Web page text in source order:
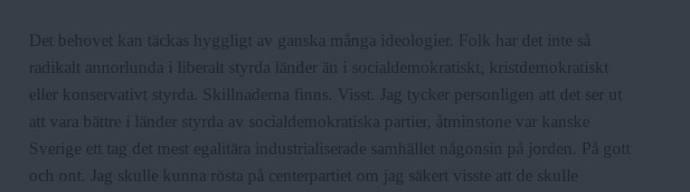
a
Det behovet kan täckas hyggligt av ganska många ideologier. Folk har det inte så
radikalt annorlunda i liberalt styrda länder än i socialdemokratiskt, kristdemokratiskt
eller konservativt styrda. Skillnaderna finns. Visst. Jag tycker personligen att det ser ut
att vara bättre i länder styrda av socialdemokratiska partier, åtminstone var kanske
Sverige ett tag det mest egalitära industrialiserade samhället någonsin på jorden. På gott
och ont. Jag skulle kunna rösta på centerpartiet om jag säkert visste att de skulle